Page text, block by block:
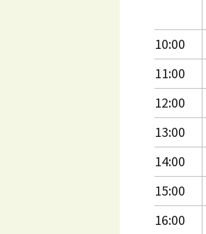
10:00
11:00
12:00
13:00
14:00
15:00
16:00